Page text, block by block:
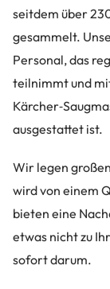
seitdem über
gesammelt.
Personal, das
teilnimmt und
ausgestattet ist.
Wir legen
wird von einem
bieten eine
etwas nicht zu
sofort darum.